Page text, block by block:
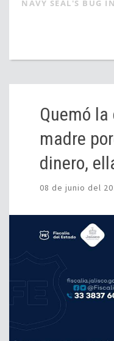
NAVY SEAL'S BUG
Quemó
madre
dinero,
08 de junio del